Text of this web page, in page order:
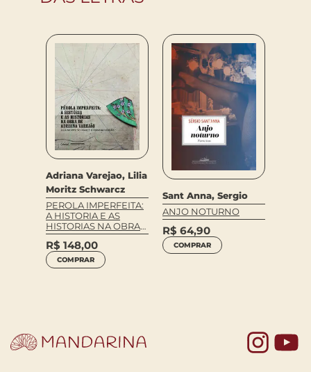
Adriana Varejao, Lilia
Moritz Schwarcz
PEROLA IMPERFEITA:
A HISTORIA E AS
HISTORIAS NA OBRA
DE ADRIANA
VAREJAO
R$ 148,00
COMPRAR
Sant Anna, Sergio
ANJO NOTURNO
R$ 64,90
COMPRAR